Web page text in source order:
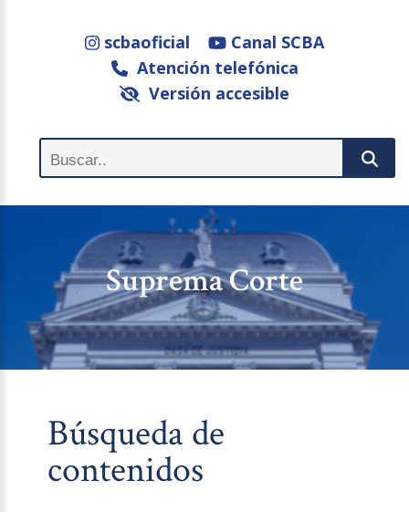
scbaoficial
Canal SCBA
Atención telefónica
Versión accesible
Suprema Corte
Búsqueda de
contenidos